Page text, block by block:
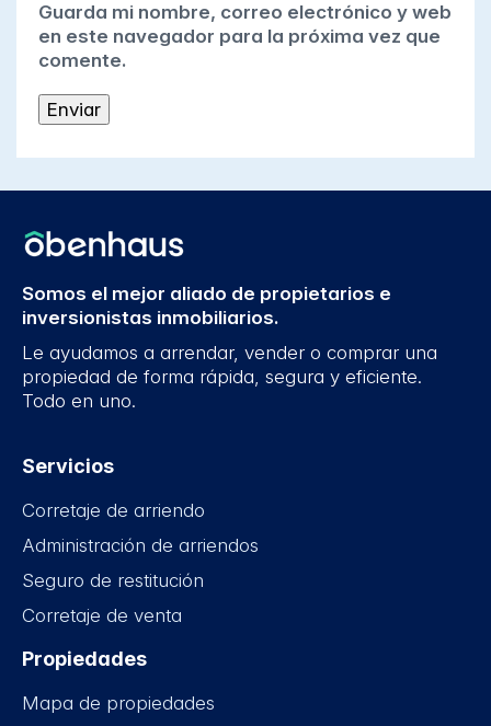
Guarda mi nombre, correo electrónico y web
en este navegador para la próxima vez que
comente.
Somos el mejor aliado de propietarios e
inversionistas inmobiliarios.
Le ayudamos a arrendar, vender o comprar una
propiedad de forma rápida, segura y eficiente.
Todo en uno.
Servicios
Corretaje de arriendo
Administración de arriendos
Seguro de restitución
Corretaje de venta
Propiedades
Mapa de propiedades